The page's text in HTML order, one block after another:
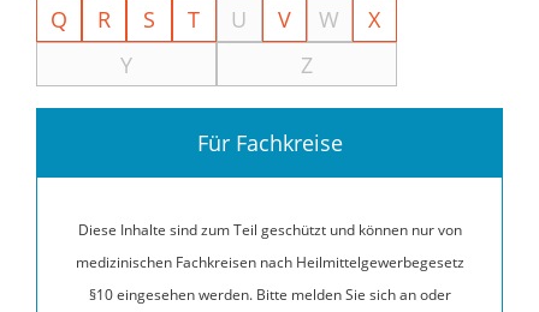
Q
R S T U V W
X
Y
Z
Für Fachkreise
Diese Inhalte sind zum Teil geschützt und können nur von
medizinischen Fachkreisen nach Heilmittelgewerbegesetz
§10 eingesehen werden. Bitte melden Sie sich an oder